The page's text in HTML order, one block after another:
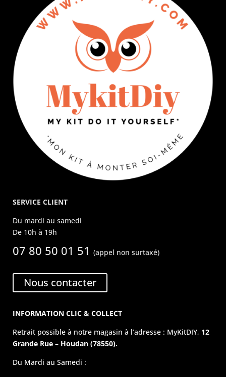
SERVICE CLIENT
Du mardi au samedi
De 10h à 19h
07 80 50 01 51(appel non surtaxé)
Nous contacter
INFORMATION CLIC & COLLECT
Retrait possible à notre magasin à l’adresse : MyKitDIY, 12
Grande Rue – Houdan (78550).
Du Mardi au Samedi :